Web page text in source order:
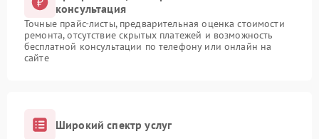
консультация
Точные прайс-листы, предварительная оценка стоимости
ремонта, отсутствие скрытых платежей и возможность
бесплатной консультации по телефону или онлайн на
сайте
Широкий спектр услуг